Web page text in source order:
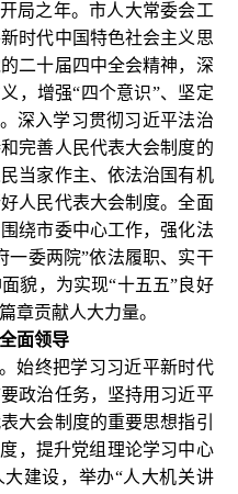
局之年。市人大常委会工
时代中国特色社会主义思
二十届四中全会精神，深
，增强“四个意识”、坚定
深入学习贯彻习近平法治
完善人民代表大会制度的
当家作主、依法治国有机
人民代表大会制度。全面
绕市委中心工作，强化法
一委两院”依法履职、实干
貌，为实现“十五五”良好
章贡献人大力量。
面领导
始终把学习习近平新时代
政治任务，坚持用习近平
大会制度的重要思想指引
，提升党组理论学习中心
建设，举办“人大机关讲